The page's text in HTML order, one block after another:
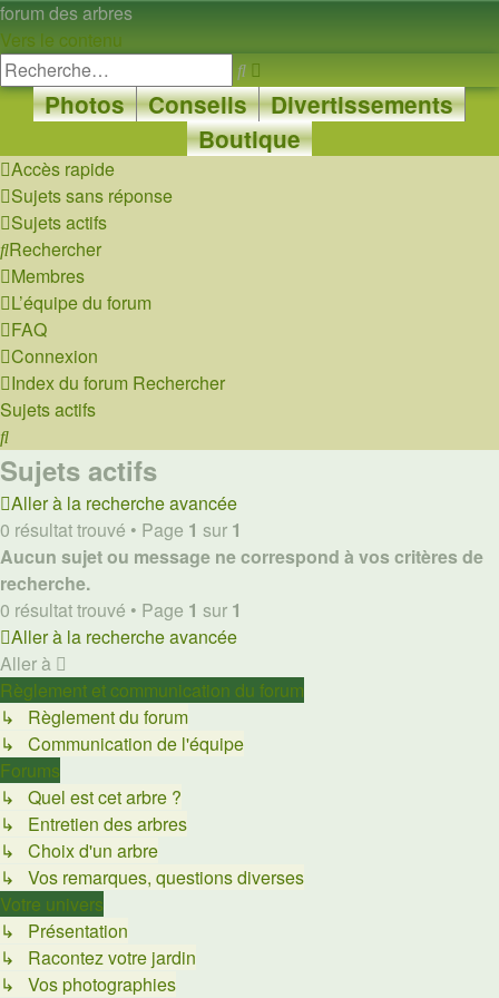
forum des arbres
Vers le contenu
Rechercher
avancée
Photos Conseils
Divertissements
Boutique
Accès rapide
Sujets sans réponse
Sujets actifs
Rechercher
Membres
L’équipe du forum
FAQ
Connexion
Index du forum Rechercher
Sujets actifs
Rechercher
Sujets actifs
Aller à la recherche avancée
0 résultat trouvé • Page 1 sur 1
Aucun sujet ou message ne correspond à vos critères de
recherche.
0 résultat trouvé • Page 1 sur 1
Aller à la recherche avancée
Aller à
Règlement et communication du forum
↳ Règlement du forum
↳ Communication de l'équipe
Forums
↳ Quel est cet arbre ?
↳ Entretien des arbres
↳ Choix d'un arbre
↳ Vos remarques, questions diverses
Votre univers
↳ Présentation
↳ Racontez votre jardin
↳ Vos photographies